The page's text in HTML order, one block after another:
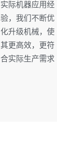
实际机器应用经
验，我们不断优
化升级机械，使
其更高效，更符
合实际生产需求